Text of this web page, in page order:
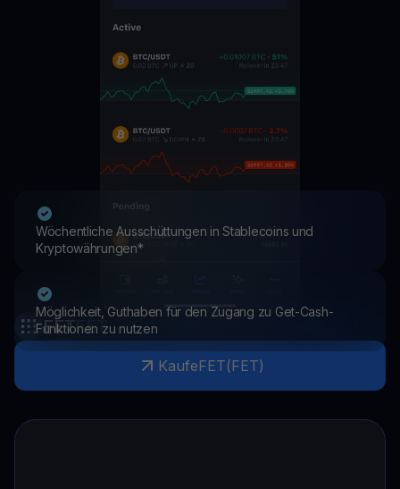
Wöchentliche Ausschüttungen in Stablecoins und
Kryptowährungen*
Möglichkeit, Guthaben für den Zugang zu Get-Cash-
Funktionen zu nutzen
FETFET
KaufeFET(FET)